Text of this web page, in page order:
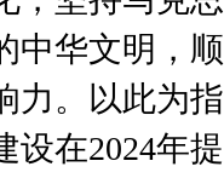
中华文明，
力。以此为
设在2024年